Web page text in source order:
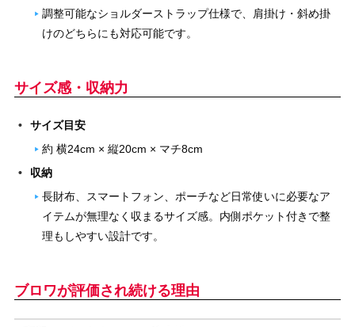
調整可能なショルダーストラップ仕様で、肩掛け・斜め掛
けのどちらにも対応可能です。
サイズ感・収納力
サイズ目安
約 横24cm × 縦20cm × マチ8cm
収納
長財布、スマートフォン、ポーチなど日常使いに必要なア
イテムが無理なく収まるサイズ感。内側ポケット付きで整
理もしやすい設計です。
ブロワが評価され続ける理由